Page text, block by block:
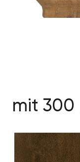
mit 300